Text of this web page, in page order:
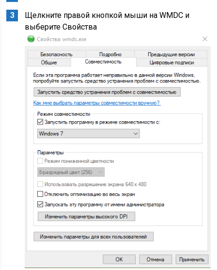
Щелкните правой кнопкой мыши на WMDC и
выберите Свойства